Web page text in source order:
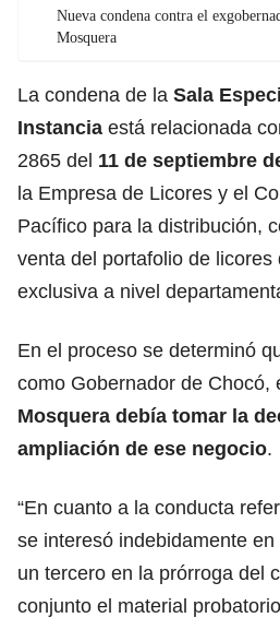
Nueva condena contra el
Mosquera
La condena de la Sala
Instancia está relacionada
2865 del 11 de septiembre
la Empresa de Licores y el
Pacífico para la distribución,
venta del portafolio de licores
exclusiva a nivel
En el proceso se determinó
como Gobernador de Chocó,
Mosquera debía tomar la
ampliación de ese negocio.
“En cuanto a la conducta
se interesó indebidamente
un tercero en la prórroga del
conjunto el material